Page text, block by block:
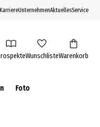
KarriereUnternehmenAktuellesService
WunschlisteWarenkorb
Foto